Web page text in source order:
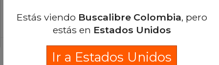
catálogo son Originales.
Estás viendo Buscalibre Colombia, pero
estás en Estados Unidos
Ir a Estados Unidos